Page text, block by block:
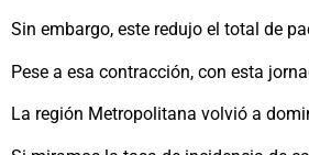
Sin embargo, este redujo el total de
Pese a esa contracción, con esta
La región Metropolitana volvió a